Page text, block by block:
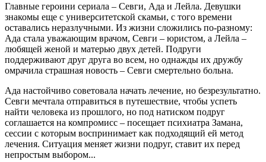
Главные героини сериала – Севги, Ада и Лейла. Девушки
знакомы еще с университетской скамьи, с того времени
оставались неразлучными. Из жизни сложились по-разному:
Ада стала уважающим врачом, Севги – юристом, а Лейла –
любящей женой и матерью двух детей. Подруги
поддерживают друг друга во всем, но однажды их дружбу
омрачила страшная новость – Севги смертельно больна.
Ада настойчиво советовала начать лечение, но безрезультатно.
Севги мечтала отправиться в путешествие, чтобы успеть
найти человека из прошлого, но под натиском подруг
соглашается на компромисс – посещает психиатра Замана,
сессии с которым воспринимает как подходящий ей метод
лечения. Ситуация меняет жизни подруг, ставит их перед
непростым выбором...